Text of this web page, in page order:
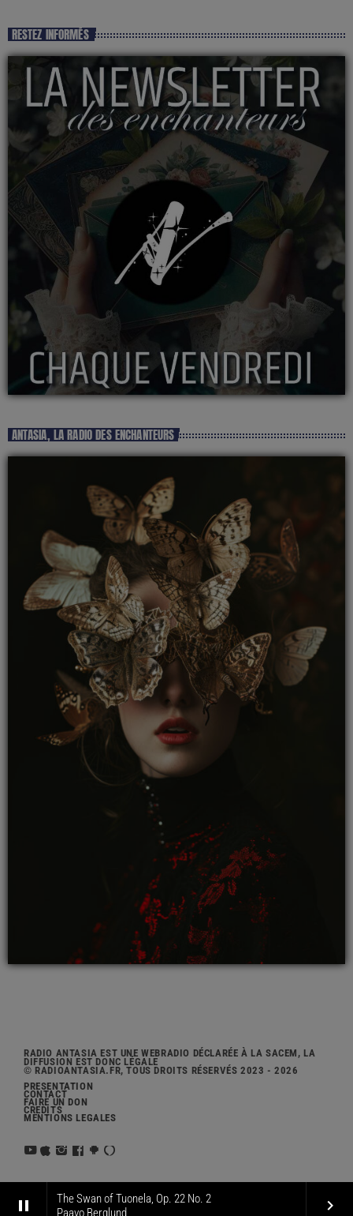
pause
The Swan of Tuonela, Op. 22 No. 2
Paavo Berglund
keyboard_arrow_right
RESTEZ INFORMÉS
ANTASIA, LA RADIO DES ENCHANTEURS
RADIO ANTASIA EST UNE WEBRADIO DÉCLARÉE À LA SACEM, LA
DIFFUSION EST DONC LÉGALE
© RADIOANTASIA.FR, TOUS DROITS RÉSERVÉS 2023 - 2026
PRÉSENTATION
CONTACT
FAIRE UN DON
CRÉDITS
MENTIONS LÉGALES